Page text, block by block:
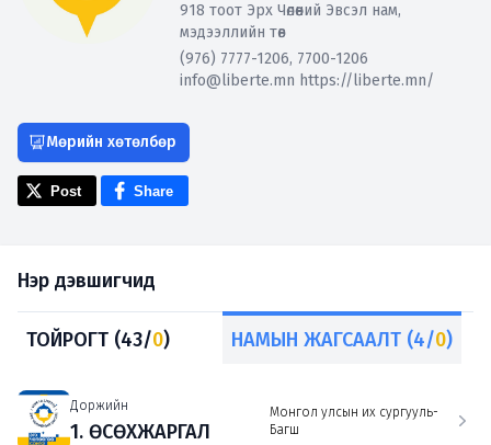
918 тоот Эрх Чөлөөний Эвсэл нам,
мэдээллийн төв
(976) 7777-1206, 7700-1206
info@liberte.mn https://liberte.mn/
Мөрийн хөтөлбөр
Post Share
Нэр дэвшигчид
ТОЙРОГТ (43/0) НАМЫН ЖАГСААЛТ (4/0)
Доржийн
1. ӨСӨХЖАРГАЛ
Монгол улсын их сургууль-
Багш